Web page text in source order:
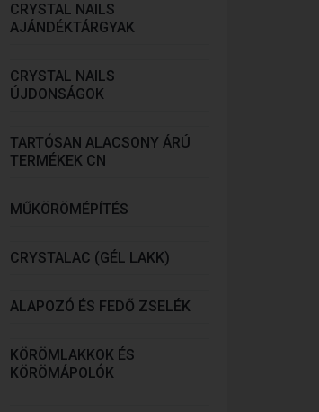
CRYSTAL NAILS
AJÁNDÉKTÁRGYAK
CRYSTAL NAILS
ÚJDONSÁGOK
TARTÓSAN ALACSONY ÁRÚ
TERMÉKEK CN
MŰKÖRÖMÉPÍTÉS
CRYSTALAC (GÉL LAKK)
ALAPOZÓ ÉS FEDŐ ZSELÉK
KÖRÖMLAKKOK ÉS
KÖRÖMÁPOLÓK